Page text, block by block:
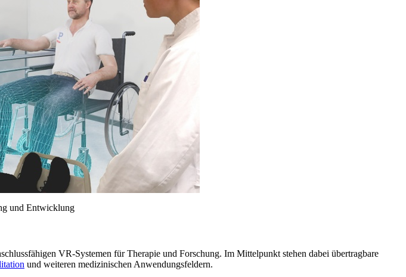
und Entwicklung
VR-Systemen für Therapie und Forschung. Im Mittelpunkt stehen dabei übertragbare
und weiteren medizinischen Anwendungsfeldern.